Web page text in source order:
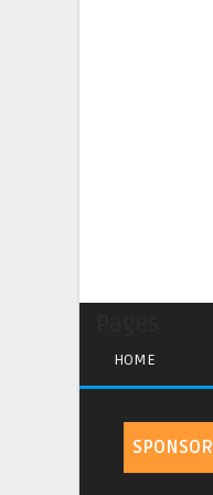
HOME
SPONSOR